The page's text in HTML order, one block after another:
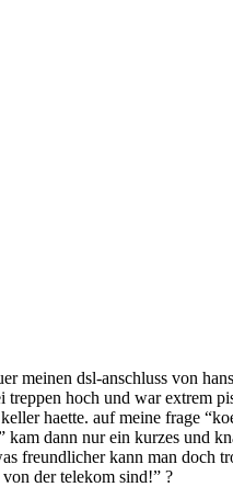
meinen dsl-anschluss von
hoch und war extrem
haette. auf meine frage
kam dann nur ein kurzes und
freundlicher kann man doch
der telekom sind!” ?